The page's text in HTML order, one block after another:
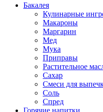
Бакалея
Кулинарные
Макароны
Маргарин
Мед
Мука
Приправы
Растительное
Сахар
Смеси для
Соль
Спред
Горячие напитки